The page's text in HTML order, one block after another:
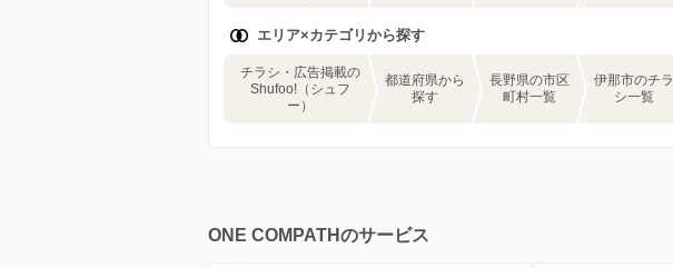
エリア×カテゴリから探す
チラシ・広告掲載の
Shufoo!（シュフ
ー）
都道府県から
探す
長野県の市区
町村一覧
伊那市のチラ
シ一覧
ONE COMPATHのサービス